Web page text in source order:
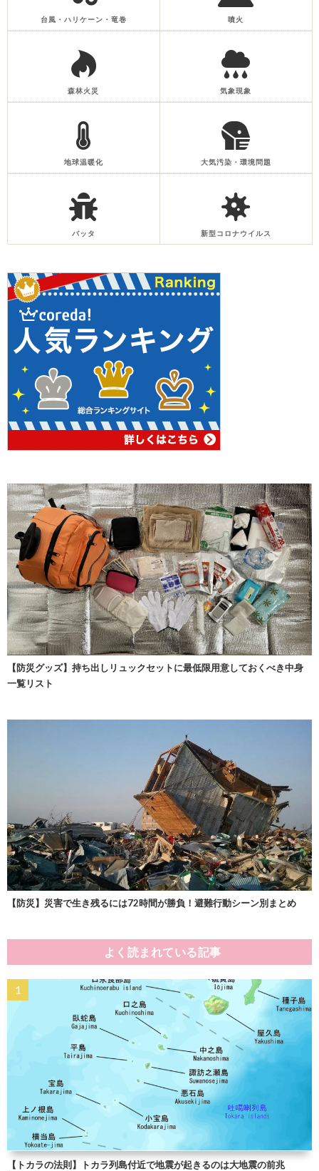
台風・ハリケーン・竜巻 噴火
森林火災 気象現象
地球温暖化 大気汚染・環境問題
バッタ 新型コロナウイルス
【防災グッズ】持ち出しリュックセットに最低限用意しておくべき中身
一覧リスト
【防災】災害で生き残るには72時間が勝負！避難行動シーン別まとめ
よく読まれている記事
【トカラの法則】トカラ列島付近で地震が起きるのは大地震の前兆